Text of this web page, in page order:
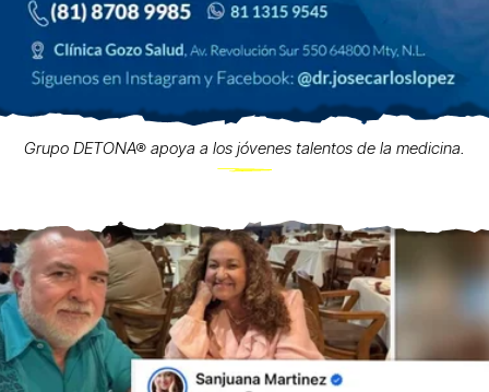
Grupo DETONA® apoya a los jóvenes talentos de la medicina.